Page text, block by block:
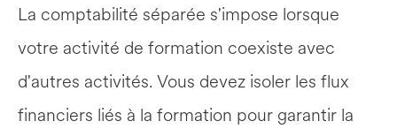
La comptabilité séparée s'impose lorsque
votre activité de formation coexiste avec
d'autres activités. Vous devez isoler les flux
financiers liés à la formation pour garantir la